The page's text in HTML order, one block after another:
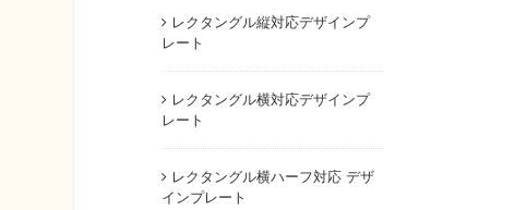
レクタングル縦対応デザインプ
レート
レクタングル横対応デザインプ
レート
レクタングル横ハーフ対応 デザ
インプレート